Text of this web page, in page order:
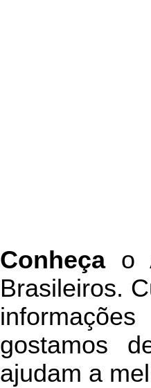
Conheçao
Brasileiros.
informações
gostamos
ajudam a